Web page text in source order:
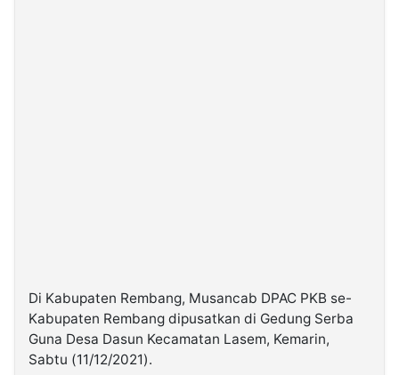
Di Kabupaten Rembang, Musancab DPAC PKB se-
Kabupaten Rembang dipusatkan di Gedung Serba
Guna Desa Dasun Kecamatan Lasem, Kemarin,
Sabtu (11/12/2021).